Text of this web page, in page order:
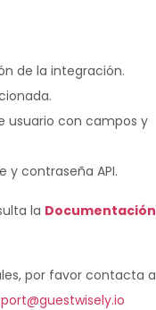
de la integración.
usuario con campos y
y contraseña API.
la Documentación
por favor contacta a